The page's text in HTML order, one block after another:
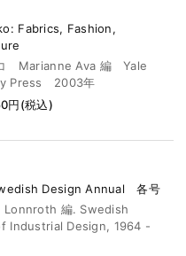
Fabrics, Fashion,
Marianne Ava 編 Yale
Press 2003年
円(税込)
Design Annual 各号
Lonnroth 編. Swedish
Industrial Design, 1964 -